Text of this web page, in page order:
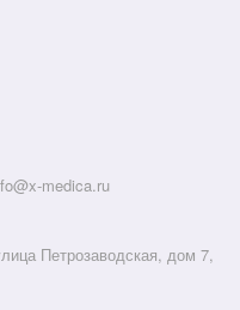
medica.ru
Петрозаводская, дом 7,